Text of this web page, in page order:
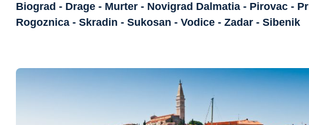
Biograd - Drage - Murter - Novigrad Dalmatia - Pirovac -
Rogoznica - Skradin - Sukosan - Vodice - Zadar - Sibenik